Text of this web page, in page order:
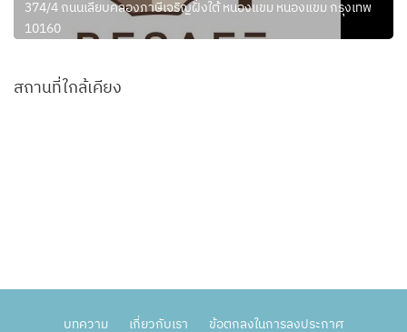
374/4 ถนนเลียบคลองภาษีเจริญฝั่งใต้ หนองแขม หนองแขม กรุงเทพ
10160
สถานที่ใกล้เคียง
บทความ เกี่ยวกับเรา ข้อตกลงในการลงประกาศ